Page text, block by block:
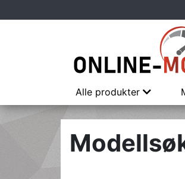
Alle produkter